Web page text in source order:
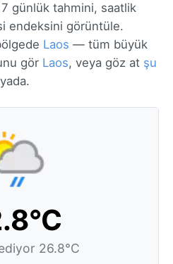
günlük tahmini, saatlik
endeksini görüntüle.
Laos — tüm büyük
gör Laos, veya göz at şu
26.8°C